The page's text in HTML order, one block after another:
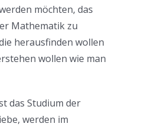
möchten, das
Mathematik zu
herausfinden wollen
wollen wie man
das Studium der
werden im